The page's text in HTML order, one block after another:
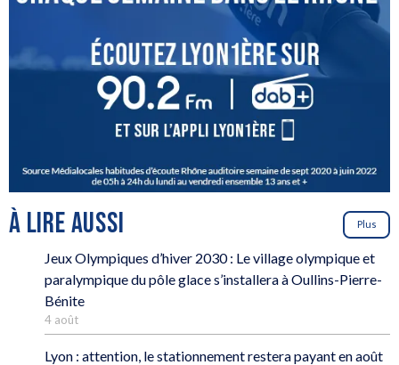
À LIRE AUSSI Plus
Jeux Olympiques d’hiver 2030 : Le village olympique et
paralympique du pôle glace s’installera à Oullins-Pierre-
Bénite
4 août
Lyon : attention, le stationnement restera payant en août